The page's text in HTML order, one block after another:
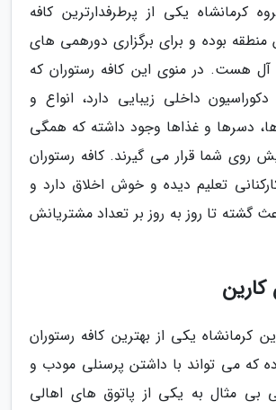
کرمانشاه یکی از پرطرفدارترین کافه
منطقه بوده و برای برگزاری دورهمی های
آل هست. در منوی این کافه رستوران که
داخلی زیبایی دارد، انواع و
دسرها و غذاها وجود داشته که همگی
روی شما قرار می گیرند. کافه رستوران
تعلیم دیده و خوش اخلاق دارد و
گشته تا روز به روز بر تعداد مشتریانش
کارین
کرمانشاه یکی از بهترین کافه رستوران
که می تواند با داشتن پرسنلی مودب و
بی مثال به یکی از پاتوق های اهالی